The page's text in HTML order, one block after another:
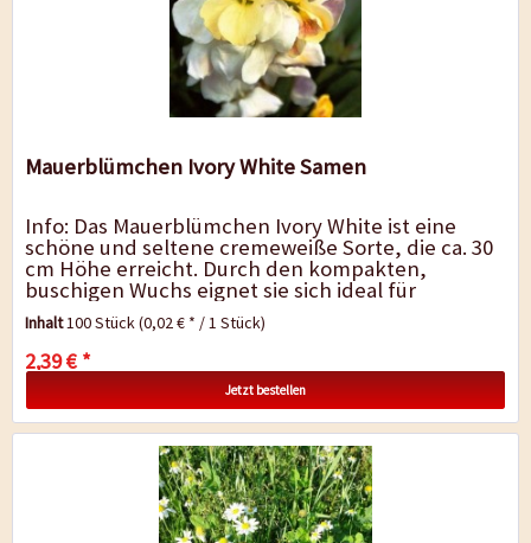
Mauerblümchen Ivory White Samen
Info: Das Mauerblümchen Ivory White ist eine
schöne und seltene cremeweiße Sorte, die ca. 30
cm Höhe erreicht. Durch den kompakten,
buschigen Wuchs eignet sie sich ideal für
Beeteinfassungen und...
Inhalt100 Stück(0,02 € * / 1 Stück)
2,39 € *
Jetzt bestellen